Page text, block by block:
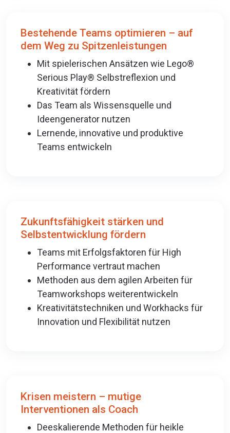
Bestehende Teams optimieren – auf
dem Weg zu Spitzenleistungen
Mit spielerischen Ansätzen wie Lego®
Serious Play® Selbstreflexion und
Kreativität fördern
Das Team als Wissensquelle und
Ideengenerator nutzen
Lernende, innovative und produktive
Teams entwickeln
Zukunftsfähigkeit stärken und
Selbstentwicklung fördern
Teams mit Erfolgsfaktoren für High
Performance vertraut machen
Methoden aus dem agilen Arbeiten für
Teamworkshops weiterentwickeln
Kreativitätstechniken und Workhacks für
Innovation und Flexibilität nutzen
Krisen meistern – mutige
Interventionen als Coach
Deeskalierende Methoden für heikle